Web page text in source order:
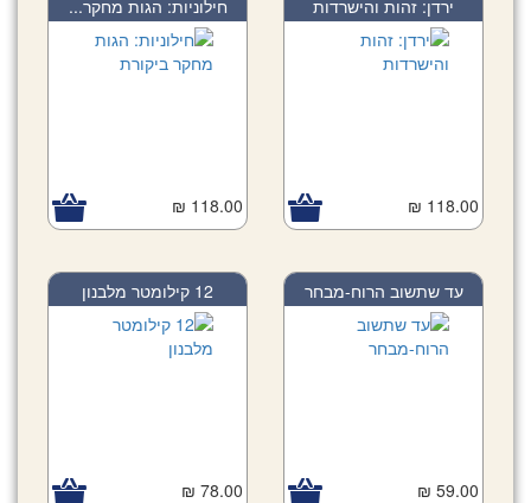
ירדן: זהות והישרדות
118.00 ₪
חילוניות: הגות מחקר...
118.00 ₪
עד שתשוב הרוח-מבחר
59.00 ₪
12 קילומטר מלבנון
78.00 ₪